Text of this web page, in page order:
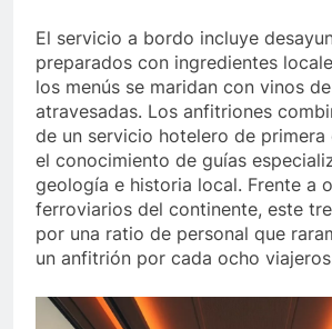
El servicio a bordo incluye
preparados con ingredientes
los menús se maridan con vinos
atravesadas. Los anfitriones
de un servicio hotelero de
el conocimiento de guías
geología e historia local. Frente a
ferroviarios del continente, este
por una ratio de personal que
un anfitrión por cada ocho